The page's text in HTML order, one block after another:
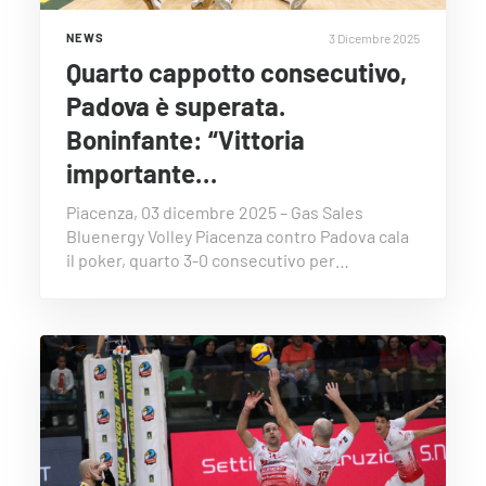
NEWS 3 Dicembre 2025
Quarto cappotto consecutivo,
Padova è superata.
Boninfante: “Vittoria
importante…
Piacenza, 03 dicembre 2025 – Gas Sales
Bluenergy Volley Piacenza contro Padova cala
il poker, quarto 3-0 consecutivo per…